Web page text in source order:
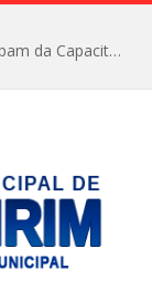
Servidores e Vereadores de Almeirim Participam da Capacitação “Orientar é a Nossa Missão”